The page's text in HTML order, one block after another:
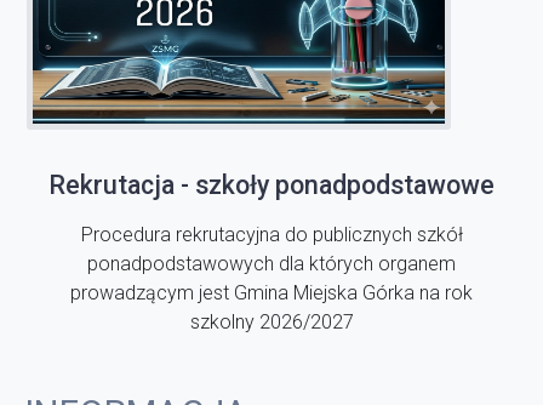
Rekrutacja - szkoły ponadpodstawowe
Procedura rekrutacyjna do publicznych szkół
ponadpodstawowych dla których organem
prowadzącym jest Gmina Miejska Górka na rok
szkolny 2026/2027